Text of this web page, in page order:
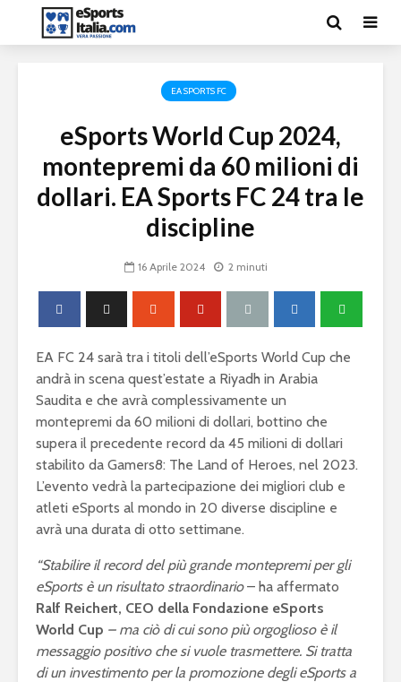
EA SPORTS FC
eSports World Cup 2024,
montepremi da 60 milioni di
dollari. EA Sports FC 24 tra le
discipline
16 Aprile 2024 2 minuti
EA FC 24 sarà tra i titoli dell’eSports World Cup che
andrà in scena quest’estate a Riyadh in Arabia
Saudita e che avrà complessivamente un
montepremi da 60 milioni di dollari, bottino che
supera il precedente record da 45 milioni di dollari
stabilito da Gamers8: The Land of Heroes, nel 2023.
L’evento vedrà la partecipazione dei migliori club e
atleti eSports al mondo in 20 diverse discipline e
avrà una durata di otto settimane.
“Stabilire il record del più grande montepremi per gli
eSports è un risultato straordinario– ha affermato
Ralf Reichert, CEO della Fondazione eSports
World Cup – ma ciò di cui sono più orgoglioso è il
messaggio positivo che si vuole trasmettere. Si tratta
di un investimento per la promozione degli eSports a